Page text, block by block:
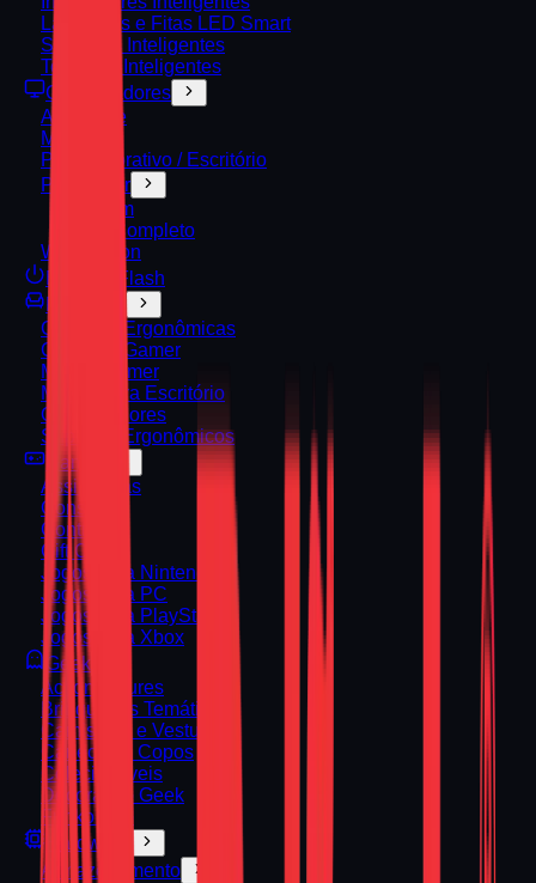
Lâmpadas e Fitas LED Smart
Sensores Inteligentes
Tomadas Inteligentes
Computadores
All‑in‑One
Mini PC
PC Corporativo / Escritório
PC Gamer
Premium
Setup Completo
Workstation
Entrega Flash
Escritório
Cadeiras Ergonômicas
Cadeiras Gamer
Mesas Gamer
Mesas para Escritório
Organizadores
Suportes Ergonômicos
Games
Assinaturas
Consoles
Controles
Gift Cards
Jogos para Nintendo
Jogos para PC
Jogos para PlayStation
Jogos para Xbox
Geek
Action Figures
Brinquedos Temáticos
Camisetas e Vestuário
Canecas e Copos
Colecionáveis
Decoração Geek
Funko Pop
Hardware
Armazenamento